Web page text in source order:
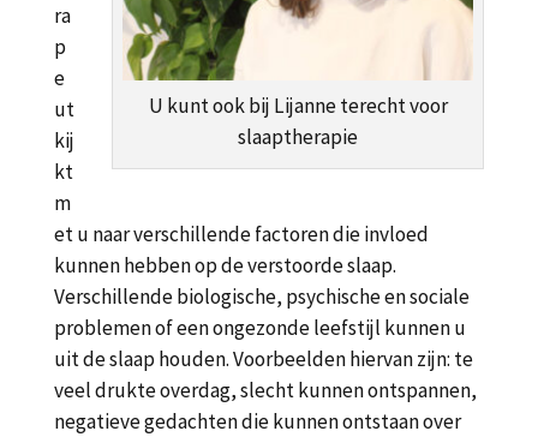
U kunt ook bij Lijanne terecht voor
slaaptherapie
ra
p
e
ut
kij
kt
m
et u naar verschillende factoren die invloed
kunnen hebben op de verstoorde slaap.
Verschillende biologische, psychische en sociale
problemen of een ongezonde leefstijl kunnen u
uit de slaap houden. Voorbeelden hiervan zijn: te
veel drukte overdag, slecht kunnen ontspannen,
negatieve gedachten die kunnen ontstaan over